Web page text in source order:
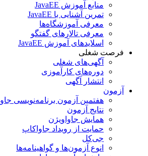
منابع آموزش JavaEE
تمرین آشنایی با JavaEE
معرفی آموزشگاه‌ها
معرفی تالارهای گفتگو
اسلایدهای آموزش JavaEE
فرصت شغلی
آگهی‌های شغلی
دوره‌های کارآموزی
انتشار آگهی
آزمون
هفتمین آزمون برنامه‌نویسی جاوا
نتایج آزمون
همایش جاواویژن
حمایت از رویداد جاواکاپ
جی‌کل
انوع آزمون‌ها و گواهینامه‌ها